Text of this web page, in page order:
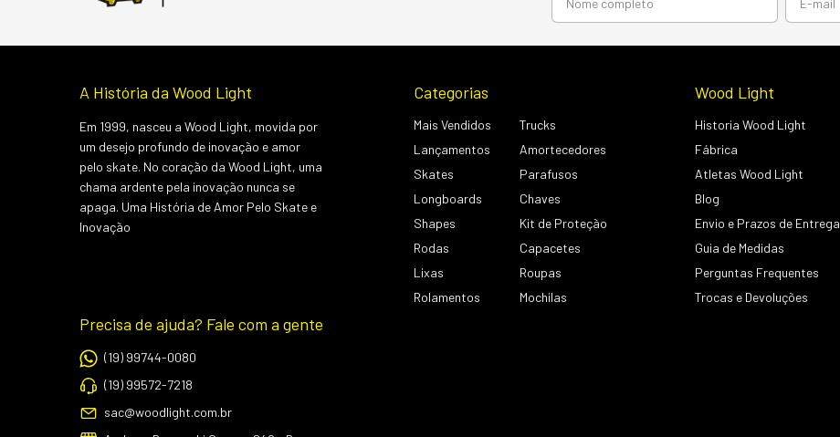
A História da Wood Light
Em 1999, nasceu a Wood Light, movida por
um desejo profundo de inovação e amor
pelo skate. No coração da Wood Light, uma
chama ardente pela inovação nunca se
apaga. Uma História de Amor Pelo Skate e
Inovação
Categorias
Mais Vendidos
Lançamentos
Skates
Longboards
Shapes
Rodas
Lixas
Rolamentos
Trucks
Amortecedores
Parafusos
Chaves
Kit de Proteção
Capacetes
Roupas
Mochilas
Wood Light
Historia Wood Light
Fábrica
Atletas Wood Light
Blog
Envio e Prazos de Entrega
Guia de Medidas
Perguntas Frequentes
Trocas e Devoluções
Precisa de ajuda? Fale com a gente
(19) 99744-0080
(19) 99572-7218
sac@woodlight.com.br